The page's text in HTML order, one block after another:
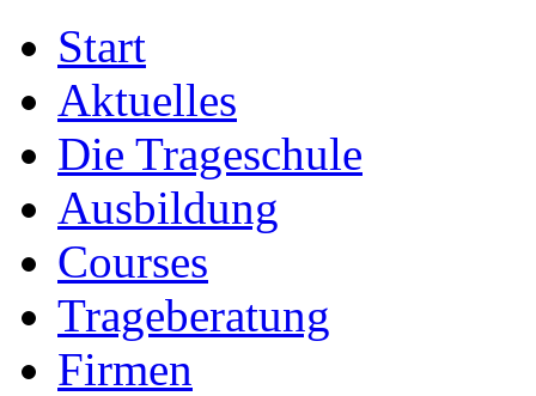
Start
Aktuelles
Die Trageschule
Ausbildung
Courses
Trageberatung
Firmen